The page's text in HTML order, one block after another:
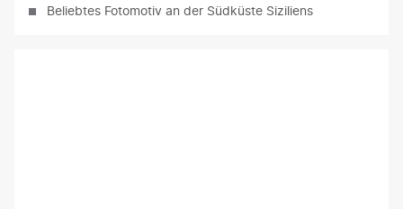
Beliebtes Fotomotiv an der Südküste Siziliens